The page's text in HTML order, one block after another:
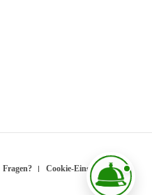
Fragen? Cookie-Einstellungen